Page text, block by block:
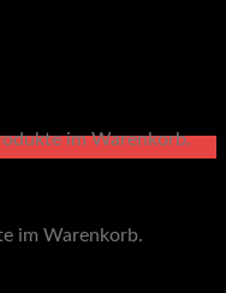
im Warenkorb.
im Warenkorb.